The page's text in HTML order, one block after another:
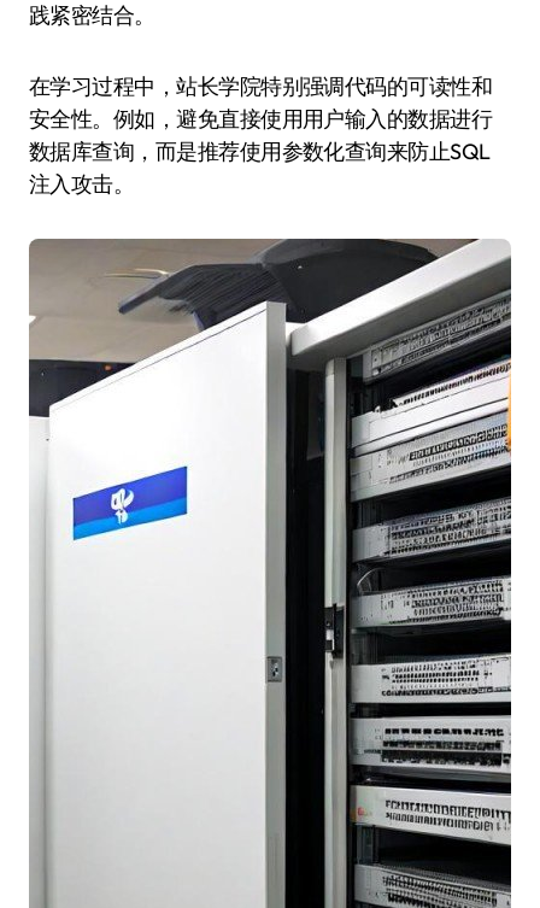
践紧密结合。
在学习过程中，站长学院特别强调代码的可读性和
安全性。例如，避免直接使用用户输入的数据进行
数据库查询，而是推荐使用参数化查询来防止SQL
注入攻击。